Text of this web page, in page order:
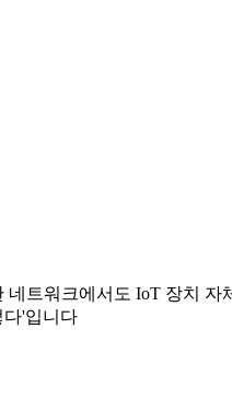
트워크에서도 IoT 장치
다'입니다